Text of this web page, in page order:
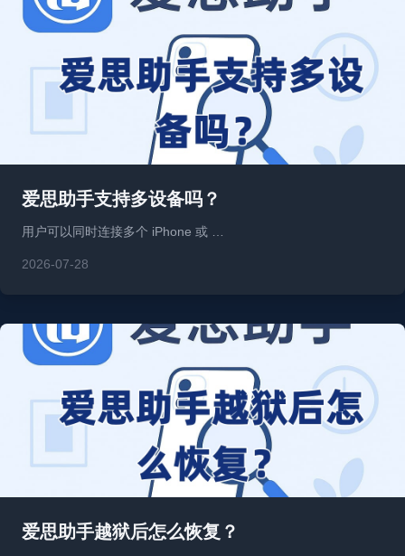
爱思助手支持多设备吗？
用户可以同时连接多个 iPhone 或 …
2026-07-28
爱思助手越狱后怎么恢复？